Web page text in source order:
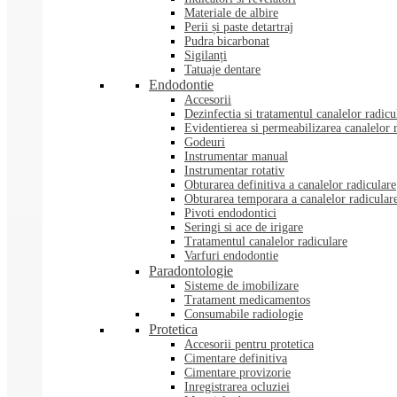
Materiale de albire
Perii și paste detartraj
Pudra bicarbonat
Sigilanți
Tatuaje dentare
Endodontie
Accesorii
Dezinfectia si tratamentul canalelor
Evidentierea si permeabilizarea canalelor
Godeuri
Instrumentar manual
Instrumentar rotativ
Obturarea definitiva a canalelor radiculare
Obturarea temporara a canalelor
Pivoti endodontici
Seringi si ace de irigare
Tratamentul canalelor radiculare
Varfuri endodontie
Paradontologie
Sisteme de imobilizare
Tratament medicamentos
Consumabile radiologie
Protetica
Accesorii pentru protetica
Cimentare definitiva
Cimentare provizorie
Inregistrarea ocluziei